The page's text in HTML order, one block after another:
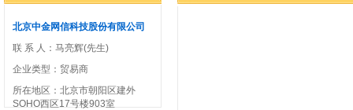
北京中金网信科技股份有限公司
联 系 人： 马亮辉(先生)
企业类型： 贸易商
所在地区： 北京市朝阳区建外
SOHO西区17号楼903室